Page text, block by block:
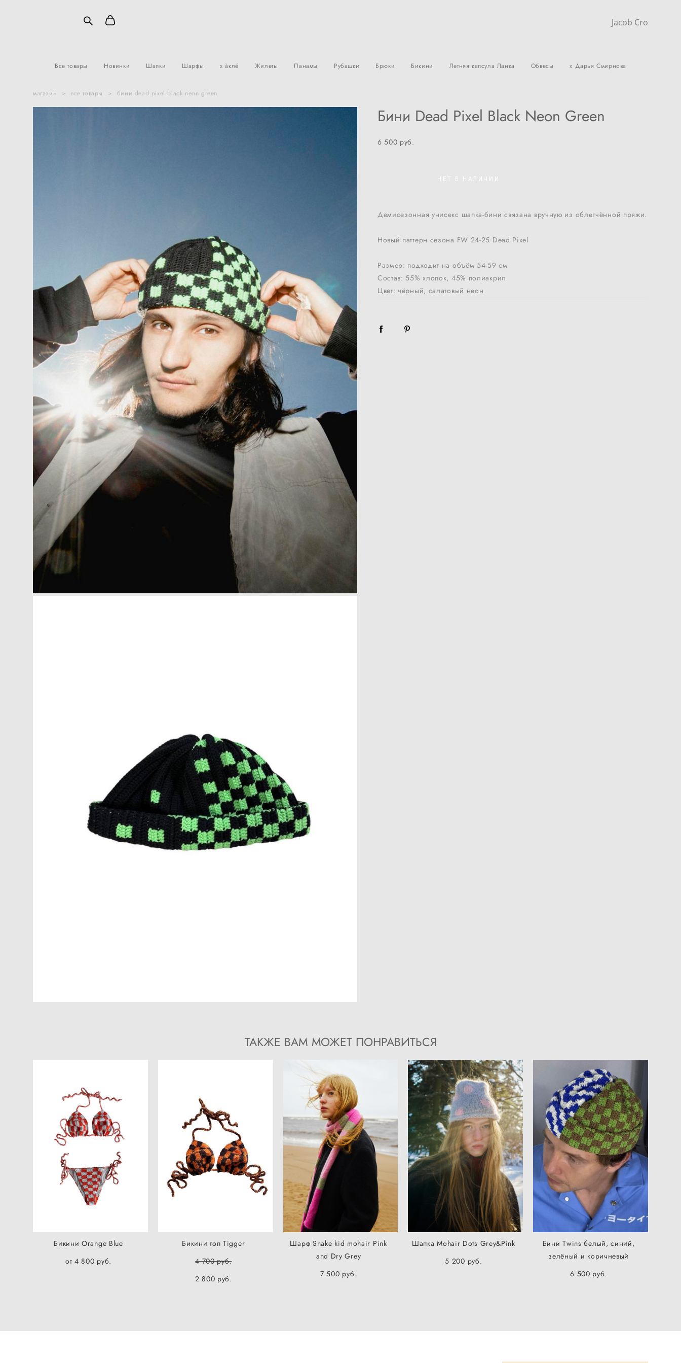
Jacob Cro
Все товары Новинки Шапки Шарфы x àклé Жилеты Панамы Рубашки Брюки Бикини Летняя капсула Ланка Обвесы x Дарья Смирнова
магазин > все товары > бини dead pixel black neon green
Бини Dead Pixel Black Neon Green
6 500 pуб.
НЕТ В НАЛИЧИИ
Демисезонная унисекс шапка-бини связана вручную из облегчённой пряжи.
Новый паттерн сезона FW 24-25 Dead Pixel
Размер: подходит на объём 54-59 см
Состав: 55% хлопок, 45% полиакрил
Цвет: чёрный, салатовый неон
ТАКЖЕ ВАМ МОЖЕТ ПОНРАВИТЬСЯ
Бикини Orange Blue
от 4 800 pуб.
Бикини топ Tigger
4 700 pуб.
2 800 pуб.
Шарф Snake kid mohair Pink
and Dry Grey
7 500 pуб.
Шапка Mohair Dots Grey&Pink
5 200 pуб.
Бини Twins белый, синий,
зелёный и коричневый
6 500 pуб.